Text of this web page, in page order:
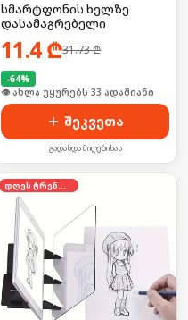
სმარტფონის ხელზე
დასამაგრებელი
11.4₾31.73₾
-64%
🛒 ბოლო 24სთ-ში იყიდა 44-მა
შეკვეთა
გადახდა მიღებისას
დღეს ტრენდში